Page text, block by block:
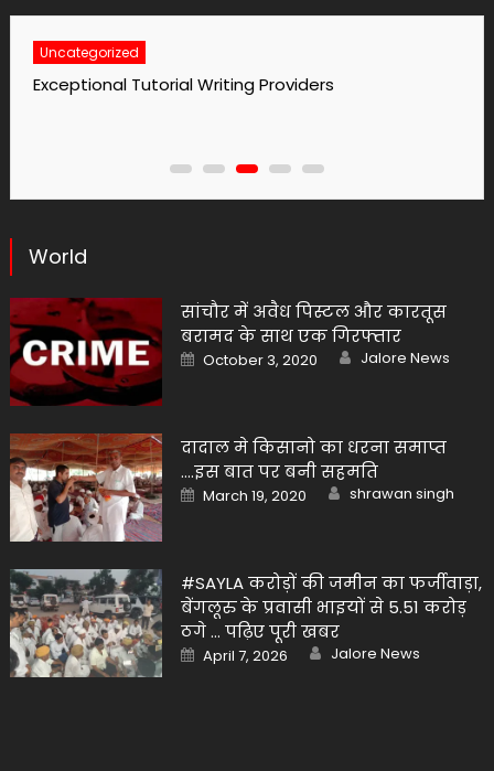
Uncategorized
No1 Essay Writing Service Grabmyessay Com
World
सांचौर में अवैध पिस्टल और कारतूस
बरामद के साथ एक गिरफ्तार
Posted
on
October 3, 2020 Author
Jalore News
दादाल मे किसानो का धरना समाप्त
….इस बात पर बनी सहमति
Posted
on
March 19, 2020 Author
shrawan singh
#SAYLA करोड़ों की जमीन का फर्जीवाड़ा,
बेंगलूरु के प्रवासी भाइयों से 5.51 करोड़
ठगे … पढ़िए पूरी खबर
Posted
on
April 7, 2026 Author
Jalore News